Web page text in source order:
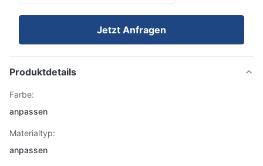
Jetzt Anfragen
Produktdetails
Farbe:
anpassen
Materialtyp:
anpassen